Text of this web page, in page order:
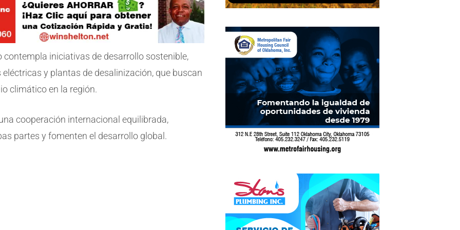
iniciativas de desarrollo sostenible,
y plantas de desalinización, que buscan
climático en la región.
cooperación internacional equilibrada,
partes y fomenten el desarrollo global.